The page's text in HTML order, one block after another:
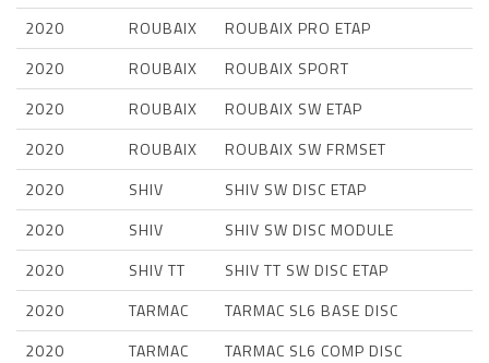
2020
ROUBAIX
ROUBAIX PRO ETAP
2020
ROUBAIX
ROUBAIX SPORT
2020
ROUBAIX
ROUBAIX SW ETAP
2020
ROUBAIX
ROUBAIX SW FRMSET
2020
SHIV
SHIV SW DISC ETAP
2020
SHIV
SHIV SW DISC MODULE
2020
SHIV TT
SHIV TT SW DISC ETAP
2020
TARMAC
TARMAC SL6 BASE DISC
2020
TARMAC
TARMAC SL6 COMP DISC